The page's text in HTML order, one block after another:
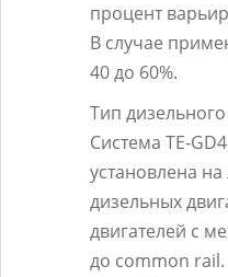
процент
В случае
40 до 60%.
Тип дизельного
Система TE-
установлена
дизельных
двигателей с
до common rail.